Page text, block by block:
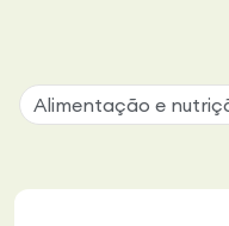
Alimentação e